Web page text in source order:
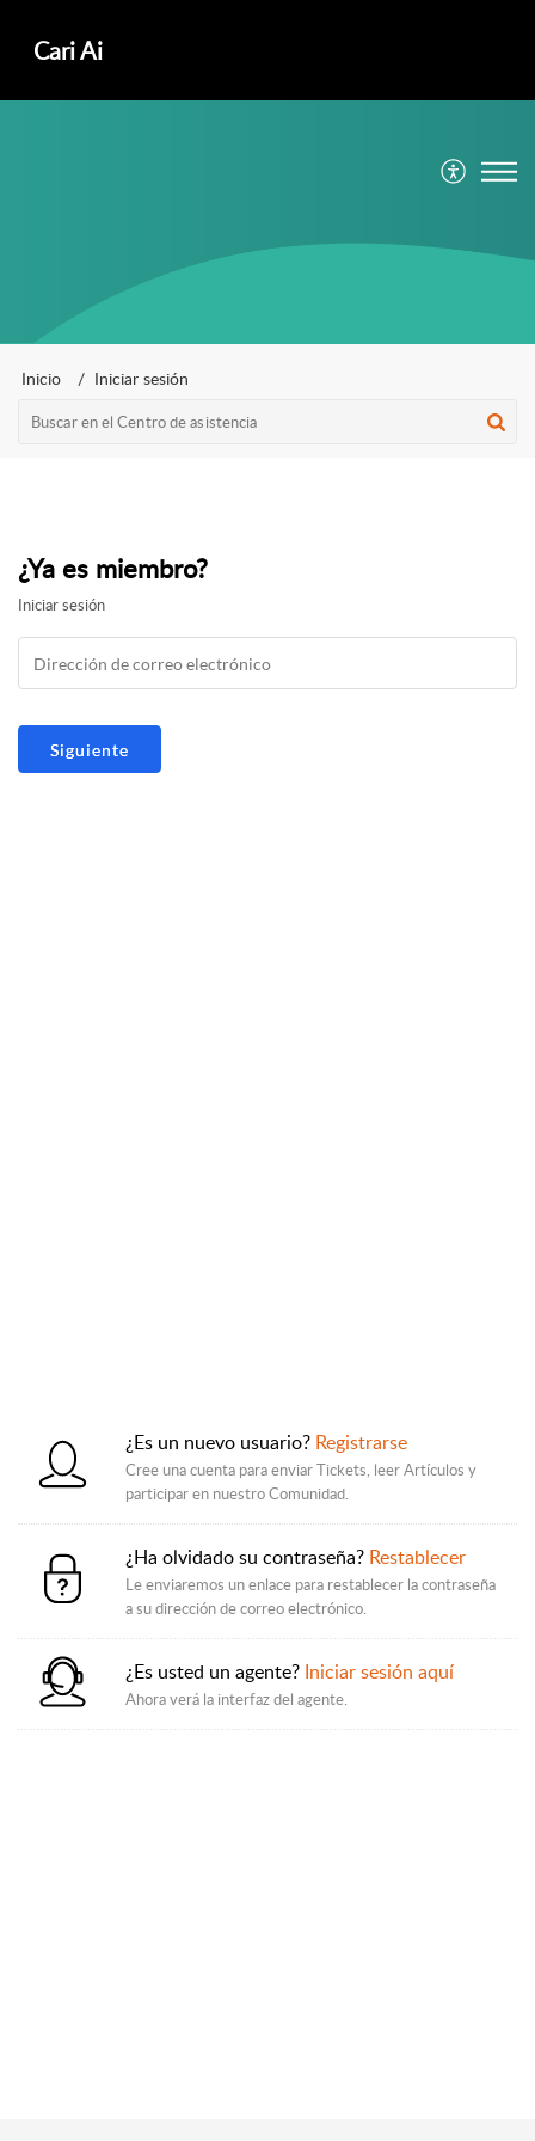
ㅤCari Ai
Inicio Iniciar sesión
¿Ya es miembro?
Iniciar sesión
¿Es un nuevo usuario? Registrarse
Cree una cuenta para enviar Tickets, leer Artículos y
participar en nuestro Comunidad.
¿Ha olvidado su contraseña? Restablecer
Le enviaremos un enlace para restablecer la contraseña
a su dirección de correo electrónico.
¿Es usted un agente? Iniciar sesión aquí
Ahora verá la interfaz del agente.